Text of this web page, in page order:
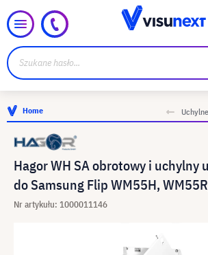
Home
Hagor WH SA obrotowy i uchylny
do Samsung Flip WM55H,
Nr artykułu: 1000011146